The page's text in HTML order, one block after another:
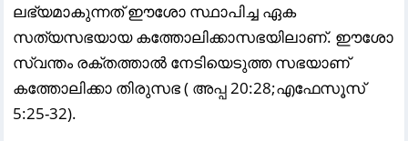
ലഭ്യമാകുന്നത് ഈശോ സ്ഥാപിച്ച ഏക
സത്യസഭയായ കത്തോലിക്കാസഭയിലാണ്. ഈശോ
സ്വന്തം രക്തത്താൽ നേടിയെടുത്ത സഭയാണ്
കത്തോലിക്കാ തിരുസഭ ( അപ്പ 20:28;എഫേസൂസ്‌
5:25-32).